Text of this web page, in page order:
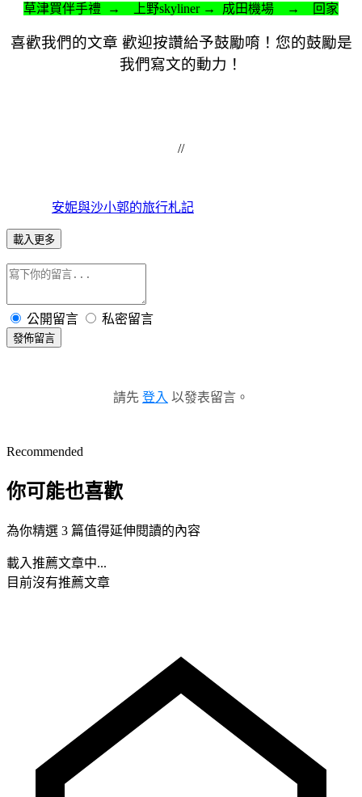
草津買伴手禮 → 上野skyliner → 成田機場 → 回家
喜歡我們的文章 歡迎按讚給予鼓勵唷！您的鼓勵是
我們寫文的動力！
//
安妮與沙小郭的旅行札記
載入更多
公開留言 私密留言
發佈留言
請先 登入 以發表留言。
Recommended
你可能也喜歡
為你精選 3 篇值得延伸閱讀的內容
載入推薦文章中...
目前沒有推薦文章